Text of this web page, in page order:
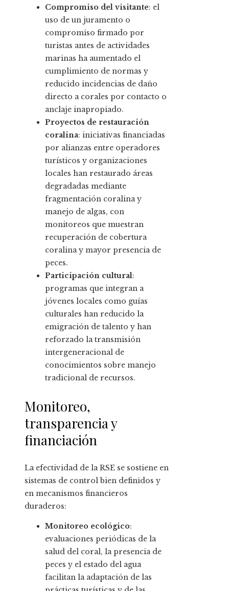
Compromiso del visitante: el
uso de un juramento o
compromiso firmado por
turistas antes de actividades
marinas ha aumentado el
cumplimiento de normas y
reducido incidencias de daño
directo a corales por contacto o
anclaje inapropiado.
Proyectos de restauración
coralina: iniciativas financiadas
por alianzas entre operadores
turísticos y organizaciones
locales han restaurado áreas
degradadas mediante
fragmentación coralina y
manejo de algas, con
monitoreos que muestran
recuperación de cobertura
coralina y mayor presencia de
peces.
Participación cultural:
programas que integran a
jóvenes locales como guías
culturales han reducido la
emigración de talento y han
reforzado la transmisión
intergeneracional de
conocimientos sobre manejo
tradicional de recursos.
Monitoreo,
transparencia y
financiación
La efectividad de la RSE se sostiene en
sistemas de control bien definidos y
en mecanismos financieros
duraderos:
Monitoreo ecológico:
evaluaciones periódicas de la
salud del coral, la presencia de
peces y el estado del agua
facilitan la adaptación de las